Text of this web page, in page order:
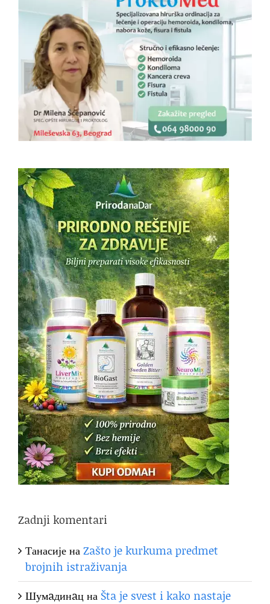
Zadnji komentari
ТанасијенаZašto je kurkuma predmet
brojnih istraživanja
Шумaдинaцна Šta je svest i kako nastaje